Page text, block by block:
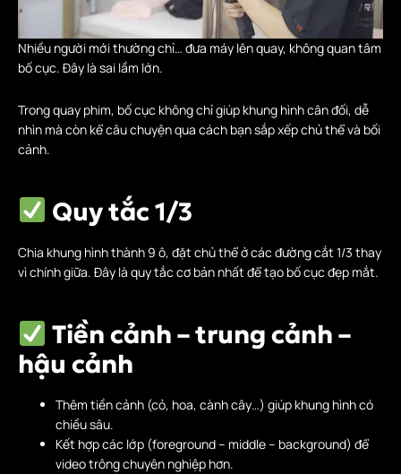
Nhiều người mới thường chỉ… đưa máy lên quay, không quan tâm
bố cục. Đây là sai lầm lớn.
Trong quay phim, bố cục không chỉ giúp khung hình cân đối, dễ
nhìn mà còn kể câu chuyện qua cách bạn sắp xếp chủ thể và bối
cảnh.
Quy tắc 1/3
Chia khung hình thành 9 ô, đặt chủ thể ở các đường cắt 1/3 thay
vì chính giữa. Đây là quy tắc cơ bản nhất để tạo bố cục đẹp mắt.
Tiền cảnh – trung cảnh –
hậu cảnh
Thêm tiền cảnh (cỏ, hoa, cành cây…) giúp khung hình có
chiều sâu.
Kết hợp các lớp (foreground – middle – background) để
video trông chuyên nghiệp hơn.